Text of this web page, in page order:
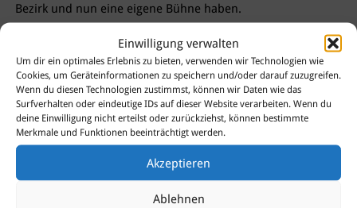
Einwilligung verwalten
Um dir ein optimales Erlebnis zu bieten, verwenden wir Technologien wie
Cookies, um Geräteinformationen zu speichern und/oder darauf zuzugreifen.
Wenn du diesen Technologien zustimmst, können wir Daten wie das
Surfverhalten oder eindeutige IDs auf dieser Website verarbeiten. Wenn du
deine Einwilligung nicht erteilst oder zurückziehst, können bestimmte
Merkmale und Funktionen beeinträchtigt werden.
Akzeptieren
Ablehnen
Bezirk und nun eine eigene Bühne haben.
Die heutige Pressemitteilung des Bezirksamtes können Sie
hierlesen.
Sie haben Fragen?
Dann kontaktieren Sie uns